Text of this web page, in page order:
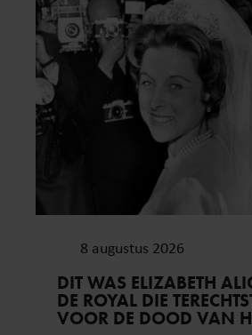
8 augustus 2026
DIT WAS ELIZABETH
DE ROYAL DIE
VOOR DE DOOD VAN